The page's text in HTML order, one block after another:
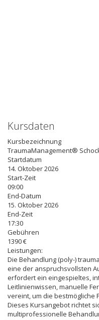
Kursdaten
Kursbezeichnung
TraumaManagement®
Startdatum
14. Oktober 2026
Start-Zeit
09:00
End-Datum
15. Oktober 2026
End-Zeit
17:30
Gebühren
1390 €
Leistungen:
Die Behandlung (poly-)
eine der anspruchsvollsten
erfordert ein eingespieltes,
Leitlinienwissen, manuelle
vereint, um die bestmögliche
Dieses Kursangebot richtet
multiprofessionelle